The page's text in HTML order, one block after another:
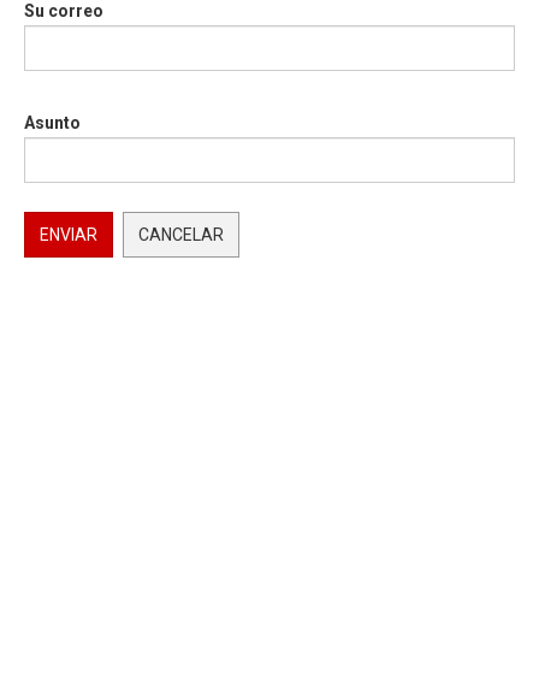
Su correo
Asunto
ENVIAR CANCELAR